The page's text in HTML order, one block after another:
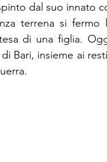
dal suo innato
terrena si
di una figlia.
Bari, insieme ai